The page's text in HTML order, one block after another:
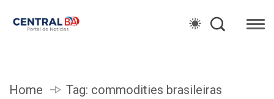
Home Tag: commodities brasileiras